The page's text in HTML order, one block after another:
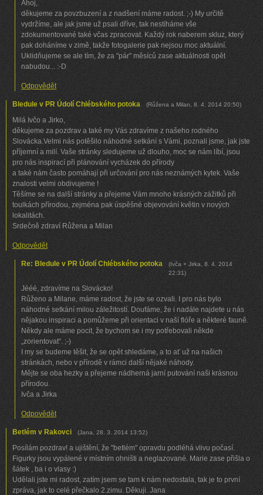
Ahoj,
děkujeme za povzbuzení a z nadšení máme radost. ;-) My určitě
vydržíme, ale jak jsme už psali dříve, tak nestíháme vše
zdokumentované také včas zpracovat. Každý rok naberem skluz, který
pak doháníme v zimě, takže fotogalerie pak nejsou moc aktuální.
Uklidňujeme se ale tím, že za "pár" měsíců zase aktuálnosti opět
nabudou... :-D
Odpovědět
Bledule v PR Údolí Chlébského potoka (Růžena a Milan 8. 4. 2014 20:50)
Milá Ivčo a Jirko,
děkujeme za pozdrav a také my Vás zdravíme z našeho rodného
Slovácka.Velmi nás potěšilo náhodné setkání s Vámi, poznali jsme, jak jste
příjemní a milí. Vaše stránky sledujeme už dlouho, moc se nám líbí, jsou
pro nás inspirací při plánování vycházek do přírody
a také nám často pomáhají při určování pro nás neznámých kytek. Vaše
znalosti velmi obdivujeme !
Těšíme se na další stránky a přejeme Vám mnoho krásných zážitků při
toulkách přírodou, zejména pak úspěšné objevování květin v nových
lokalitách.
Srdečně zdraví Růžena a Milan
Odpovědět
Re: Bledule v PR Údolí Chlébského potoka (Ivča + Jirka
8. 4. 2014
22:31)
Jééé, zdravíme na Slovácko!
Růženo a Milane, máme radost, že jste se ozvali. I pro nás bylo
náhodné setkání milou záležitostí. Doufáme, že i nadále najdete u nás
nějakou inspiraci a pomůžeme při orientaci v naší flóře a některé fauně.
Někdy ale máme pocit, že bychom se i my potřebovali někde
„zorientovat“. ;-)
I my se budeme těšit, že se opět shledáme, a to ať už na našich
stránkách, nebo v přírodě v rámci další nějaké náhody.
Mějte se oba hezky a přejeme nádherná jarní putování naši krásnou
přírodou.
Ivča a Jirka
Odpovědět
Betlém v Rakovci (Jana 28. 3. 2014 13:52)
Posílám pozdrav! a ujištění, že "betlém" opravdu podléhá vlivu počasí.
Figurky jsou vypálené v místním ohništi a neglazované. Marie zase přišla o
šátek , ba i o vlasy :)
Udělali jste mi radost, zatím jsem se tam k nám nedostala, tak je to první
zpráva, jak to celé přečkalo 2.zimu. Děkuji. Jana